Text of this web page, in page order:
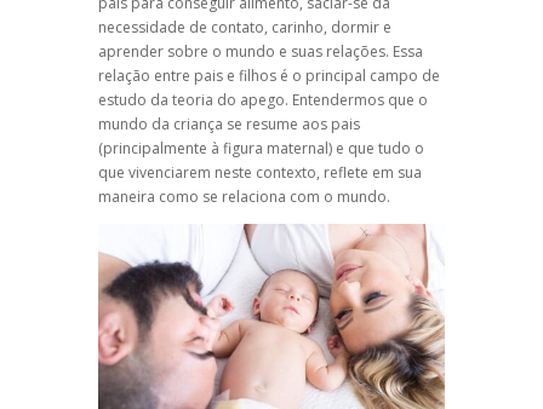
necessidade de contato, carinho, dormir e
aprender sobre o mundo e suas relações. Essa
relação entre pais e filhos é o principal campo de
estudo da teoria do apego. Entendermos que o
mundo da criança se resume aos pais
(principalmente à figura maternal) e que tudo o
que vivenciarem neste contexto, reflete em sua
maneira como se relaciona com o mundo.